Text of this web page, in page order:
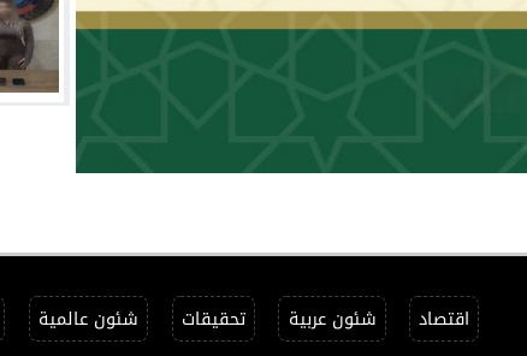
اقتصاد شئون عربية تحقيقات شئون عالمية